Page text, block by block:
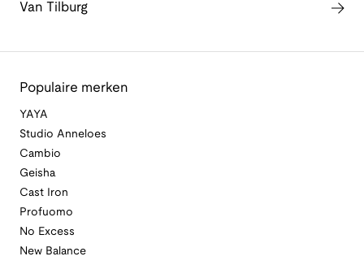
Van Tilburg
Populaire merken
YAYA
Studio Anneloes
Cambio
Geisha
Cast Iron
Profuomo
No Excess
New Balance